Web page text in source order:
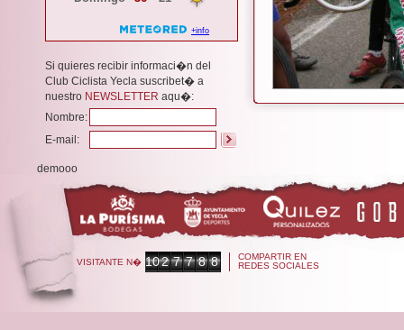
Si quieres recibir informaci�n del
Club Ciclista Yecla suscribet� a
nuestro NEWSLETTER aqu�:
Nombre:
E-mail:
demooo
VISITANTE N� 102 7 7 8 8
COMPARTIR EN
REDES SOCIALES